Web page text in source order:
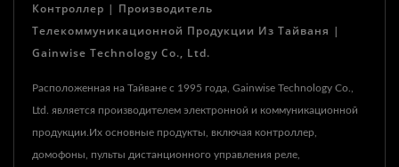
Контроллер | Производитель
Телекоммуникационной Продукции Из Тайваня |
Gainwise Technology Co., Ltd.
Расположенная на Тайване с 1995 года, Gainwise Technology Co.,
Ltd. является производителем электронной и коммуникационной
продукции.Их основные продукты, включая контроллер,
домофоны, пульты дистанционного управления реле,